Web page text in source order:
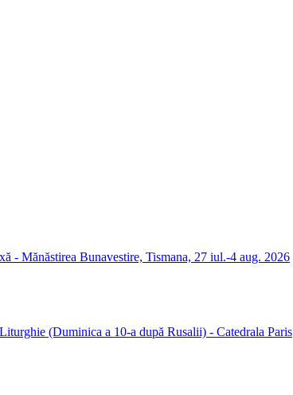
- Mănăstirea Bunavestire, Tismana, 27 iul.-4 aug. 2026
(Duminica a 10-a după Rusalii) - Catedrala Paris